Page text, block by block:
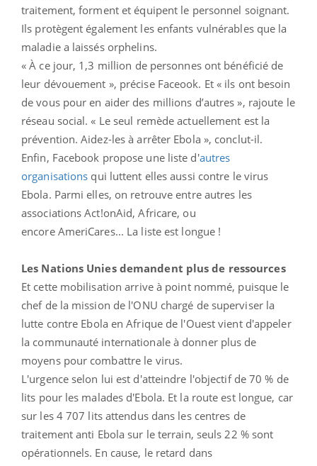
traitement, forment et équipent le personnel soignant.
Ils protègent également les enfants vulnérables que la
maladie a laissés orphelins.
« À ce jour, 1,3 million de personnes ont bénéficié de
leur dévouement », précise Faceook. Et « ils ont besoin
de vous pour en aider des millions d’autres », rajoute le
réseau social. « Le seul remède actuellement est la
prévention. Aidez-les à arrêter Ebola », conclut-il.
Enfin, Facebook propose une liste d'autres
organisations qui luttent elles aussi contre le virus
Ebola. Parmi elles, on retrouve entre autres les
associations Act!onAid, Africare, ou
encore AmeriCares... La liste est longue !
Les Nations Unies demandent plus de ressources
Et cette mobilisation arrive à point nommé, puisque le
chef de la mission de l'ONU chargé de superviser la
lutte contre Ebola en Afrique de l'Ouest vient d'appeler
la communauté internationale à donner plus de
moyens pour combattre le virus.
L'urgence selon lui est d'atteindre l'objectif de 70 % de
lits pour les malades d'Ebola. Et la route est longue, car
sur les 4 707 lits attendus dans les centres de
traitement anti Ebola sur le terrain, seuls 22 % sont
opérationnels. En cause, le retard dans